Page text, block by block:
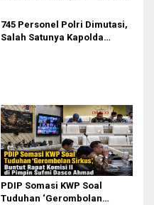
745 Personel Polri Dimutasi,
Salah Satunya Kapolda
PDIP Somasi KWP Soal
Tuduhan ‘Gerombolan